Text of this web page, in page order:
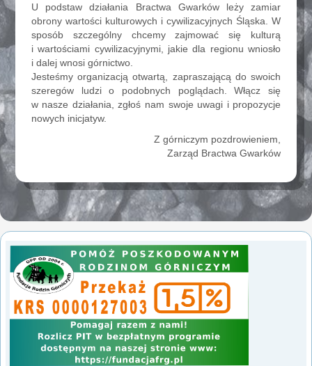
U podstaw działania Bractwa Gwarków leży zamiar
obrony wartości kulturowych i cywilizacyjnych Śląska. W
sposób szczególny chcemy zajmować się kulturą
i wartościami cywilizacyjnymi, jakie dla regionu wniosło
i dalej wnosi górnictwo.
Jesteśmy organizacją otwartą, zapraszającą do swoich
szeregów ludzi o podobnych poglądach. Włącz się
w nasze działania, zgłoś nam swoje uwagi i propozycje
nowych inicjatyw.
Z górniczym pozdrowieniem,
Zarząd Bractwa Gwarków